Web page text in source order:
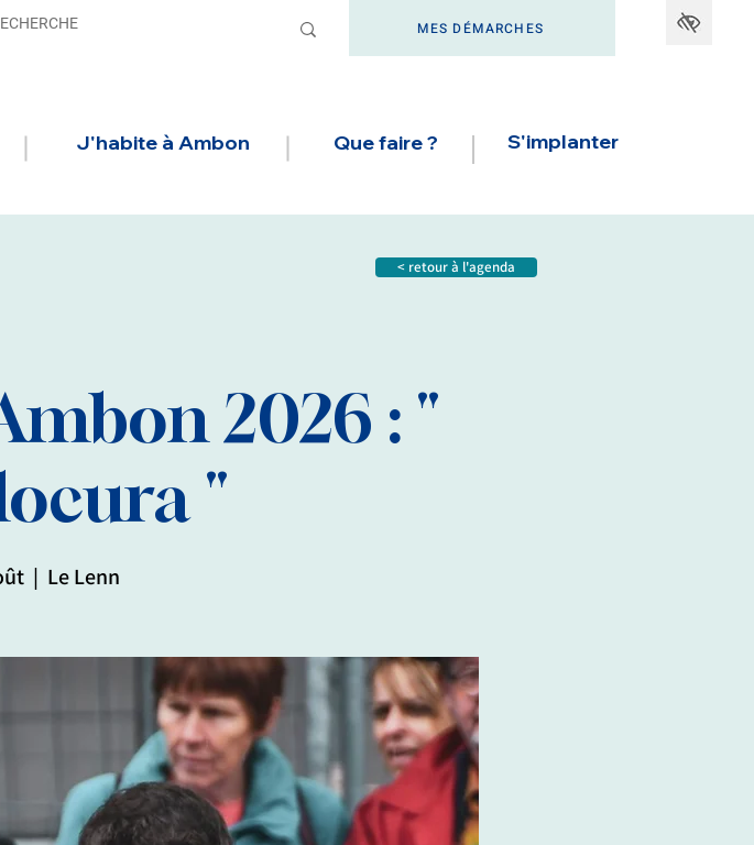
MES DÉMARCHES
J'habite à Ambon Que faire ? S'implanter
< retour à l'agenda
2026 : "
"
  |
Le Lenn